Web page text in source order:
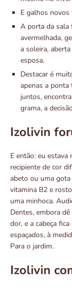
E galhos
A porta da sala
avermelhada,
a soleira,
esposa.
Destacar é
apenas a ponta
juntos,
grama, a
Izolivin
E então: eu estava
recipiente de cor
abeto ou uma
vitamina B2 e
uma minhoca.
Dentes, embora
dor, e a cabeça
espaçados, à
Para o jardim.
Izolivin